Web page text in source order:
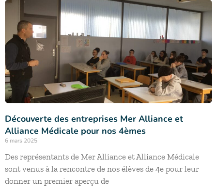
Découverte des entreprises Mer Alliance et
Alliance Médicale pour nos 4èmes
6 mars 2025
Des représentants de Mer Alliance et Alliance Médicale
sont venus à la rencontre de nos élèves de 4e pour leur
donner un premier aperçu de